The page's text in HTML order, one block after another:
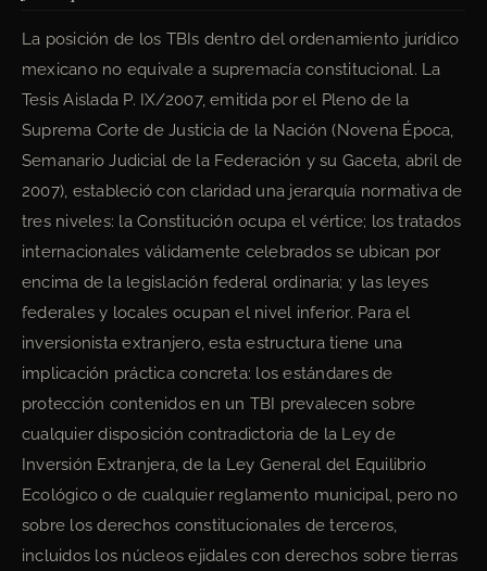
La posición de los TBIs dentro del ordenamiento jurídico
mexicano no equivale a supremacía constitucional. La
Tesis Aislada P. IX/2007, emitida por el Pleno de la
Suprema Corte de Justicia de la Nación (Novena Época,
Semanario Judicial de la Federación y su Gaceta, abril de
2007), estableció con claridad una jerarquía normativa de
tres niveles: la Constitución ocupa el vértice; los tratados
internacionales válidamente celebrados se ubican por
encima de la legislación federal ordinaria; y las leyes
federales y locales ocupan el nivel inferior. Para el
inversionista extranjero, esta estructura tiene una
implicación práctica concreta: los estándares de
protección contenidos en un TBI prevalecen sobre
cualquier disposición contradictoria de la Ley de
Inversión Extranjera, de la Ley General del Equilibrio
Ecológico o de cualquier reglamento municipal, pero no
sobre los derechos constitucionales de terceros,
incluidos los núcleos ejidales con derechos sobre tierras